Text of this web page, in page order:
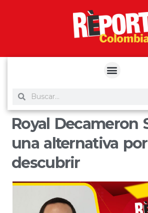
Royal Decameron
una alternativa por
descubrir